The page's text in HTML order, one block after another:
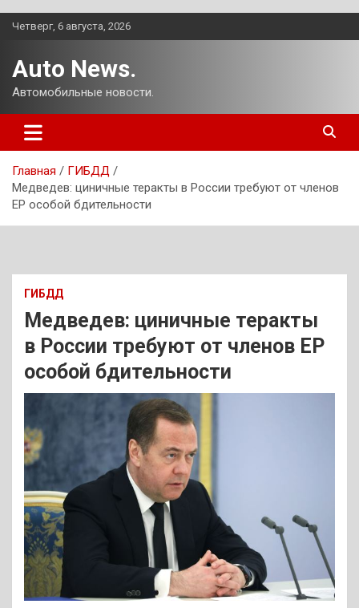
Перейти
Четверг, 6 августа, 2026
Auto News.
Автомобильные новости.
Главная
ГИБДД
Медведев: циничные теракты в России требуют от членов
ЕР особой бдительности
ГИБДД
Медведев: циничные теракты
в России требуют от членов ЕР
особой бдительности